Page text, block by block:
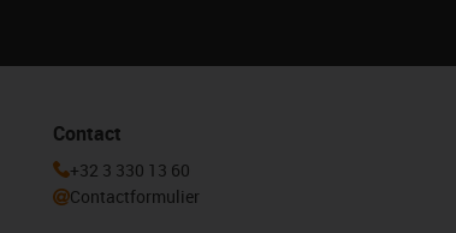
Contact
+32 3 330 13 60
Contactformulier